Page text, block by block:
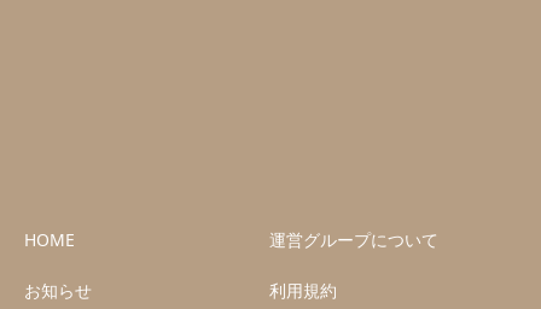
HOME
お知らせ
運営グループについて
利用規約